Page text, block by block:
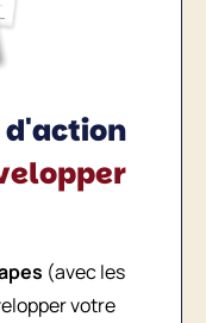
d'action
(avec les
votre